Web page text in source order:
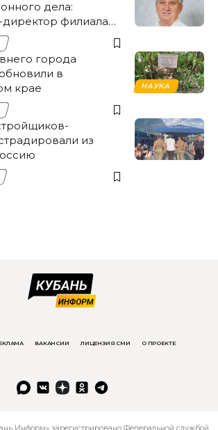
дела:
филиала
НАУКА
города
в
крае
из
ВАКАНСИИ ЛИЦЕНЗИЯ СМИ О ПРОЕКТЕ